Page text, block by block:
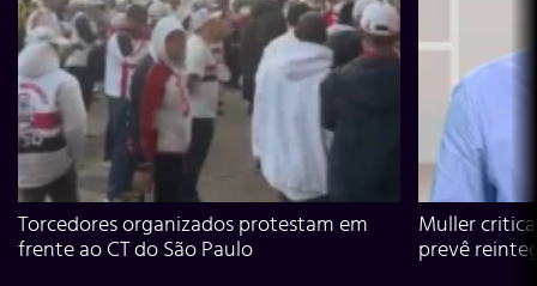
Torcedores organizados protestam em
frente ao CT do São Paulo
Muller
prevê